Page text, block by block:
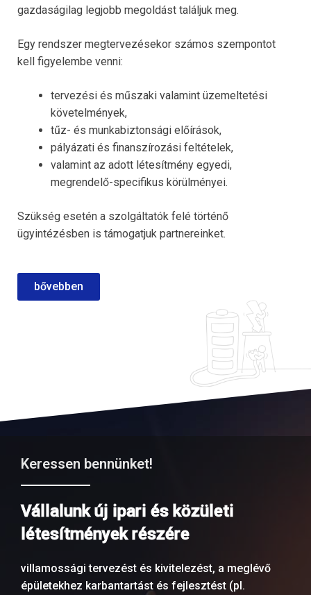
gazdaságilag legjobb megoldást találjuk meg.
Egy rendszer megtervezésekor számos szempontot
kell figyelembe venni:
tervezési és műszaki valamint üzemeltetési
követelmények,
tűz- és munkabiztonsági előírások,
pályázati és finanszírozási feltételek,
valamint az adott létesítmény egyedi,
megrendelő-specifikus körülményei.
Szükség esetén a szolgáltatók felé történő
ügyintézésben is támogatjuk partnereinket.
bővebben
Keressen bennünket!
Vállalunk új ipari és közületi
létesítmények részére
villamossági tervezést és kivitelezést, a meglévő
épületekhez karbantartást és fejlesztést (pl.